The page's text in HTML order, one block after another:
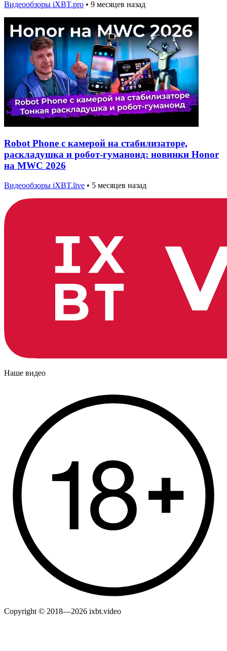
Видеообзоры iXBT.pro • 9 месяцев назад
Robot Phone с камерой на стабилизаторе,
раскладушка и робот-гуманоид: новинки Honor
на MWC 2026
Видеообзоры iXBT.live • 5 месяцев назад
Наше видео
Copyright © 2018—2026 ixbt.video